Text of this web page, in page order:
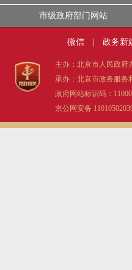
决策公开
个人服务
便民服务 利
市级政府部门网站
微信 政务新
主办：北京市人民政府
承办：北京市政务服务
政府网站标识码：
京公网安备